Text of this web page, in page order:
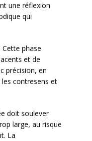
une réflexion
qui
Cette phase
et de
précision, en
les contresens et
doit soulever
large, au risque
La